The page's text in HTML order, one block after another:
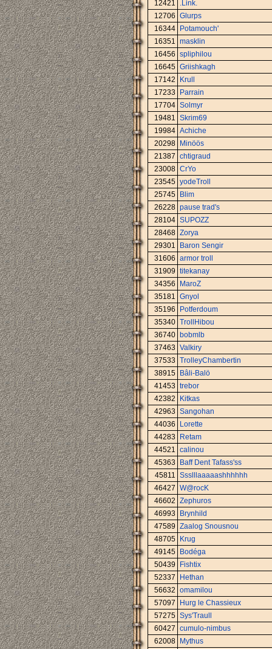
12421
.Link.
12706 Glurps
16344
Potamouch'
16351 masklin
16456 spliphilou
16645 Griishkagh
17142
Krull
17233
Parrain
17704 Solmyr
19481 Skrim69
19984 Achiche
20298
Minöös
21387 chtigraud
23008 CrYo
23545 yodeTroll
25745
Blim
26228 pause trad's
28104 SUPOZZ
28468 Zorya
29301
Baron Sengir
31606 armor troll
31909 titekanay
34356
MaroZ
35181 Gnyol
35196
Potferdoum
35340 TrollHibou
36740 bobmlb
37463 Valkiry
37533 TrolleyChambertin
38915
Bâli-Balö
41453 trebor
42382
Kitkas
42963 Sangohan
44036
Lorette
44283
Retam
44521 calinou
45363
Baff Dent Tafass'ss
45811 Ssslllaaaaashhhhhh
46427 W@rocK
46602 Zephuros
46993
Brynhild
47589 Zaalog Snousnou
48705
Krug
49145
Bodéga
50439
Fishtix
52337
Hethan
56632 omamilou
57097
Hurg le Chassieux
57275 Sys'Traull
60427 cumulo-nimbus
62008
Mythus